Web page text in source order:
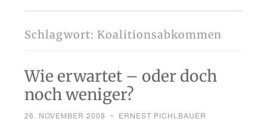
Schlagwort: Koalitionsabkommen
Wie erwartet – oder doch
noch weniger?
26. NOVEMBER 2008 ~ ERNEST PICHLBAUER